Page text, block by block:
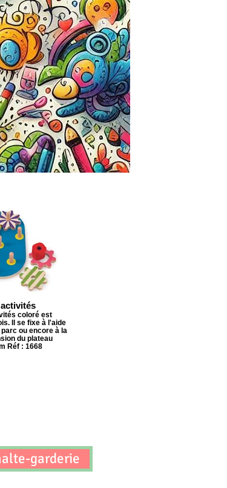
coloré est
Il se fixe à l'aide
ou encore à la
du plateau
Réf : 1668
garderie